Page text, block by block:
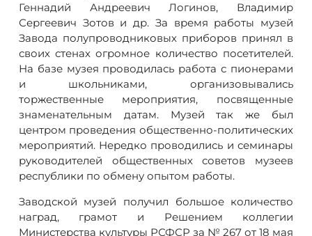
Геннадий Андреевич Логинов, Владимир
Сергеевич Зотов и др. За время работы музей
Завода полупроводниковых приборов принял в
своих стенах огромное количество посетителей.
На базе музея проводилась работа с пионерами
и школьниками, организовывались
торжественные мероприятия, посвященные
знаменательным датам. Музей так же был
центром проведения общественно-политических
мероприятий. Нередко проводились и семинары
руководителей общественных советов музеев
республики по обмену опытом работы.
Заводской музей получил большое количество
наград, грамот и Решением коллегии
Министерства культуры РСФСР за № 267 от 18 мая